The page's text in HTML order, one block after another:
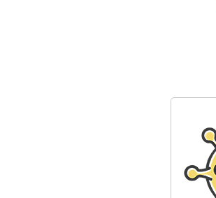
места. Туман не оставляет
в щелях, под мебелью и в тканевых
качество помещений и